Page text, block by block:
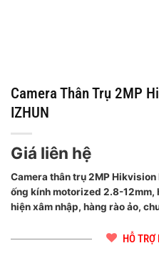
Camera Thân Trụ 2MP
IZHUN
Giá liên hệ
Camera thân trụ 2MP
ống kính motorized 2.8-12mm,
hiện xâm nhập, hàng rào ảo,
HỖ